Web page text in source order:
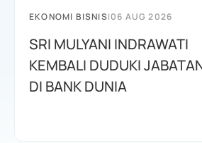
EKONOMI BISNIS|06 AUG 2026
SRI MULYANI INDRAWATI
KEMBALI DUDUKI
DI BANK DUNIA